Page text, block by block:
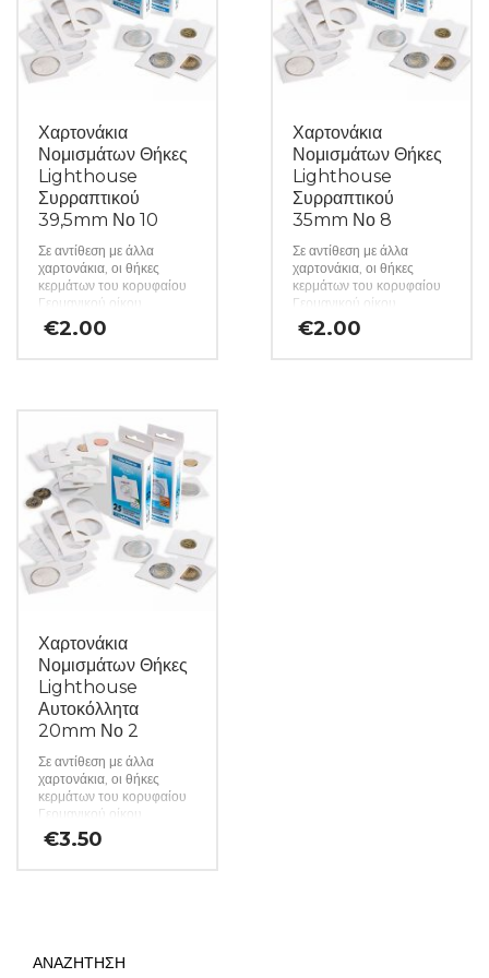
Χαρτονάκια
Νομισμάτων Θήκες
Lighthouse
Συρραπτικού
39,5mm Νο 10
Σε αντίθεση με άλλα
χαρτονάκια, οι θήκες
κερμάτων του κορυφαίου
Γερμανικού οίκου
Lighthouse
κατασκευάζονται από
χάρη στη χρήση φιλμ που
δεν περιέχει βλαβερά
χημικά. Έτσι, ο συλλέκτης
είναι σίγουρος για την
αφάλεια των πολύτιμων
νομισμάτων του. Τα
χαρτονάκια προσφέρονται
χύμα σε πακέτα των 25
τεμαχίων και η
αναγραφόμενη τιμή αφορά
€2.00
Χαρτονάκια
Νομισμάτων Θήκες
Lighthouse
Συρραπτικού
35mm Νο 8
Σε αντίθεση με άλλα
χαρτονάκια, οι θήκες
κερμάτων του κορυφαίου
Γερμανικού οίκου
Lighthouse
κατασκευάζονται από
€2.00
Χαρτονάκια
Νομισμάτων Θήκες
Lighthouse
Αυτοκόλλητα
20mm Νο 2
Σε αντίθεση με άλλα
χαρτονάκια, οι θήκες
κερμάτων του κορυφαίου
Γερμανικού οίκου
Lighthouse
κατασκευάζονται από
χημικά. Έτσι, ο συλλέκτης
€3.50
ΑΝΑΖΗΤΗΣΗ